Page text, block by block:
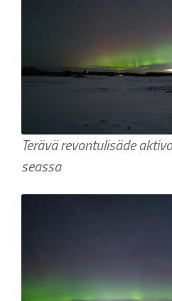
Terävä revontulisäde
seassa